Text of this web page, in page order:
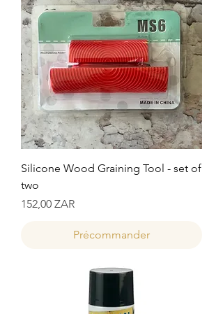
Silicone Wood Graining Tool - set of
two
Prix
152,00 ZAR
Précommander